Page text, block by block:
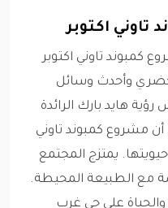
اكتوبر
تاوني اكتوبر
وأحدث وسائل
هايد بارك الرائدة
أن مشروع كمبوند تاوني
يمتزج المجتمع
مع الطبيعة المحيطة.
والحياة على حي غرب